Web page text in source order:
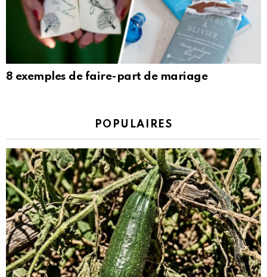
8 exemples de faire-part de mariage
POPULAIRES